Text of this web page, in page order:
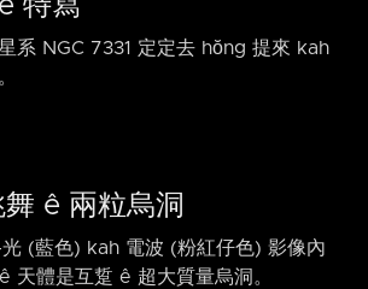
系 NGC 7331 定定去 hŏng 提來 kah
ê 兩粒烏洞
(藍色) kah 電波 (粉紅仔色) 影像內
天體是互踅 ê 超大質量烏洞。